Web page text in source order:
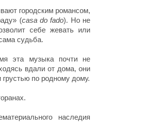
городским романсом,
(casa do fado). Но не
себе жевать или
судьба.
эта музыка почти не
вдали от дома, они
по родному дому.
наследия